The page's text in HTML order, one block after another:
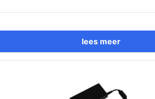
lees meer